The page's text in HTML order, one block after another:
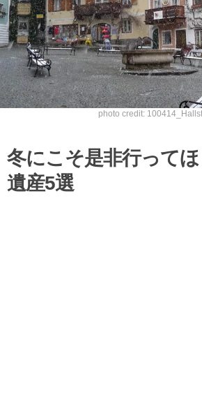
photo credit:
冬にこそ是非行って
遺産5選